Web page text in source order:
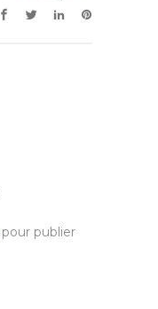
pour publier